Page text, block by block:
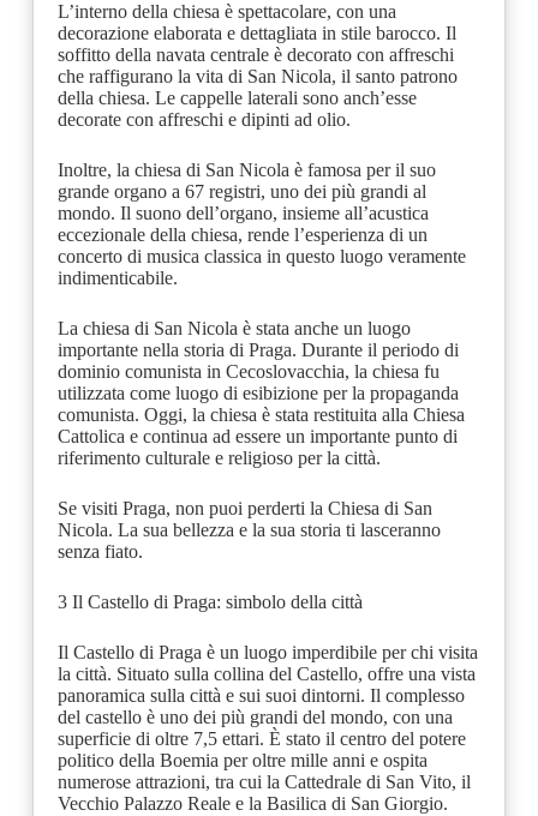
L’interno della chiesa è spettacolare, con una
decorazione elaborata e dettagliata in stile barocco. Il
soffitto della navata centrale è decorato con affreschi
che raffigurano la vita di San Nicola, il santo patrono
della chiesa. Le cappelle laterali sono anch’esse
decorate con affreschi e dipinti ad olio.
Inoltre, la chiesa di San Nicola è famosa per il suo
grande organo a 67 registri, uno dei più grandi al
mondo. Il suono dell’organo, insieme all’acustica
eccezionale della chiesa, rende l’esperienza di un
concerto di musica classica in questo luogo veramente
indimenticabile.
La chiesa di San Nicola è stata anche un luogo
importante nella storia di Praga. Durante il periodo di
dominio comunista in Cecoslovacchia, la chiesa fu
utilizzata come luogo di esibizione per la propaganda
comunista. Oggi, la chiesa è stata restituita alla Chiesa
Cattolica e continua ad essere un importante punto di
riferimento culturale e religioso per la città.
Se visiti Praga, non puoi perderti la Chiesa di San
Nicola. La sua bellezza e la sua storia ti lasceranno
senza fiato.
3 Il Castello di Praga: simbolo della città
Il Castello di Praga è un luogo imperdibile per chi visita
la città. Situato sulla collina del Castello, offre una vista
panoramica sulla città e sui suoi dintorni. Il complesso
del castello è uno dei più grandi del mondo, con una
superficie di oltre 7,5 ettari. È stato il centro del potere
politico della Boemia per oltre mille anni e ospita
numerose attrazioni, tra cui la Cattedrale di San Vito, il
Vecchio Palazzo Reale e la Basilica di San Giorgio.